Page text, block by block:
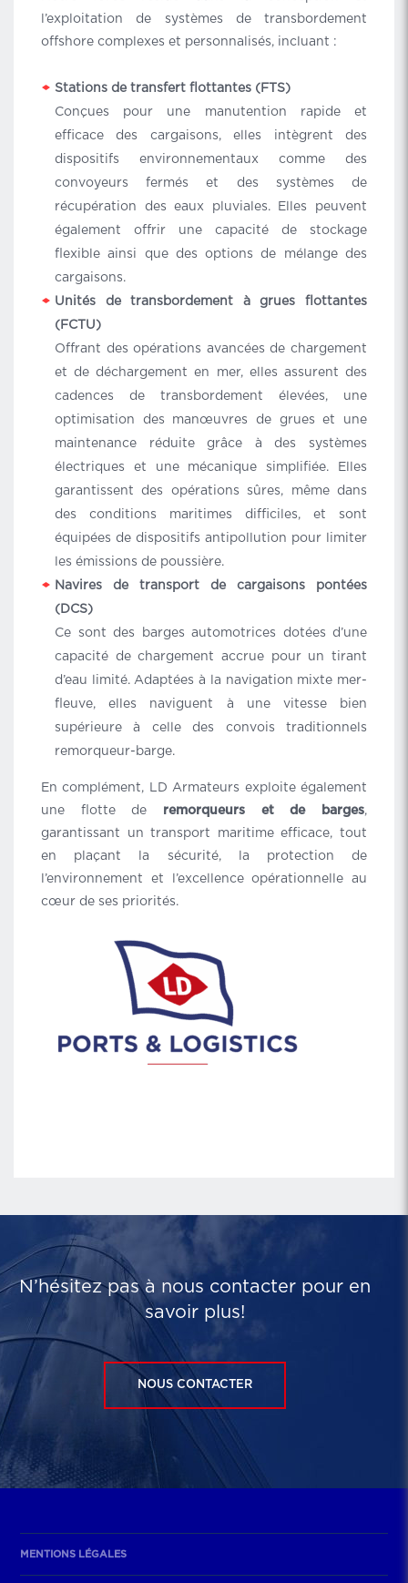
l’exploitation de systèmes de transbordement
offshore complexes et personnalisés, incluant :
Stations de transfert flottantes (FTS)
Conçues pour une manutention rapide et
efficace des cargaisons, elles intègrent des
dispositifs environnementaux comme des
convoyeurs fermés et des systèmes de
récupération des eaux pluviales. Elles peuvent
également offrir une capacité de stockage
flexible ainsi que des options de mélange des
cargaisons.
Unités de transbordement à grues flottantes
(FCTU)
Offrant des opérations avancées de chargement
et de déchargement en mer, elles assurent des
cadences de transbordement élevées, une
optimisation des manœuvres de grues et une
maintenance réduite grâce à des systèmes
électriques et une mécanique simplifiée. Elles
garantissent des opérations sûres, même dans
des conditions maritimes difficiles, et sont
équipées de dispositifs antipollution pour limiter
les émissions de poussière.
Navires de transport de cargaisons pontées
(DCS)
Ce sont des barges automotrices dotées d’une
capacité de chargement accrue pour un tirant
d’eau limité. Adaptées à la navigation mixte mer-
fleuve, elles naviguent à une vitesse bien
supérieure à celle des convois traditionnels
remorqueur-barge.
En complément, LD Armateurs exploite également
une flotte de remorqueurs et de barges,
garantissant un transport maritime efficace, tout
en plaçant la sécurité, la protection de
l’environnement et l’excellence opérationnelle au
cœur de ses priorités.
N’hésitez pas à nous contacter pour en
savoir plus!
NOUS CONTACTER
MENTIONS LÉGALES